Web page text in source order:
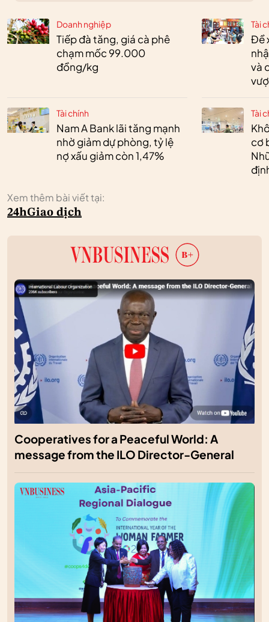
Doanh nghiệp
Tiếp đà tăng, giá cà phê
chạm mốc 99.000
đồng/kg
Tài chính
Nam A Bank lãi tăng mạnh
nhờ giảm dự phòng, tỷ lệ
nợ xấu giảm còn 1,47%
Tài
Đề
và
Tài
cơ
Xem thêm bài viết tại:
24hGiao dịch
Cooperatives for a Peaceful World: A
message from the ILO Director-General